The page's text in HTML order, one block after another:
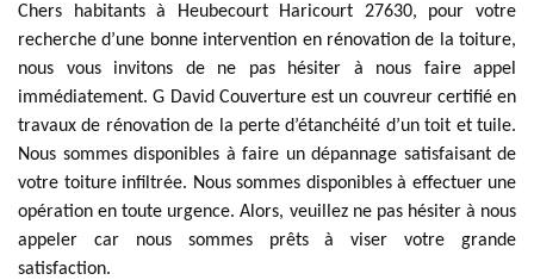
Chers habitants à Heubecourt Haricourt 27630, pour votre
recherche d’une bonne intervention en rénovation de la toiture,
nous vous invitons de ne pas hésiter à nous faire appel
immédiatement. G David Couverture est un couvreur certifié en
travaux de rénovation de la perte d’étanchéité d’un toit et tuile.
Nous sommes disponibles à faire un dépannage satisfaisant de
votre toiture infiltrée. Nous sommes disponibles à effectuer une
opération en toute urgence. Alors, veuillez ne pas hésiter à nous
appeler car nous sommes prêts à viser votre grande
satisfaction.